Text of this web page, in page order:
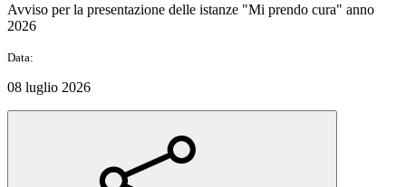
Avviso per la presentazione delle istanze "Mi prendo cura" anno
2026
Data:
08 luglio 2026